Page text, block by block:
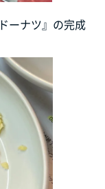
ーナツ』の完成